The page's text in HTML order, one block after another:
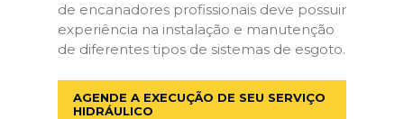
de encanadores profissionais deve possuir
experiência na instalação e manutenção
de diferentes tipos de sistemas de esgoto.
AGENDE A EXECUÇÃO DE SEU SERVIÇO
HIDRÁULICO